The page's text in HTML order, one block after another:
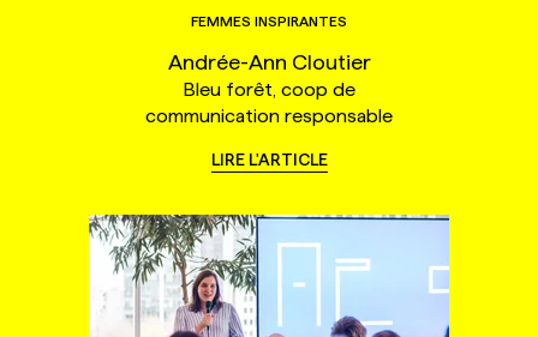
FEMMES INSPIRANTES
Andrée-Ann Cloutier
Bleu forêt, coop de
communication responsable
LIRE L'ARTICLE